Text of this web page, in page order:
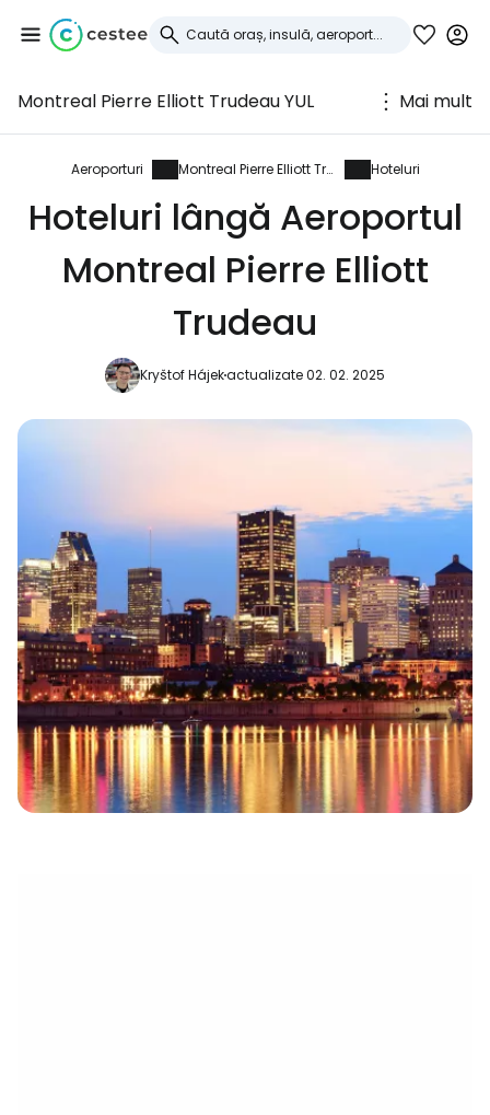
Montreal Pierre Elliott Trudeau YUL Mai mult
Aeroporturi Montreal Pierre Elliott Trudeau Hoteluri
Hoteluri lângă Aeroportul
Montreal Pierre Elliott
Trudeau
Kryštof Hájekactualizate 02. 02. 2025
Conectați-vă la
Cestee
... comunitatea mondială a călătorilor
Continuați cu Facebook